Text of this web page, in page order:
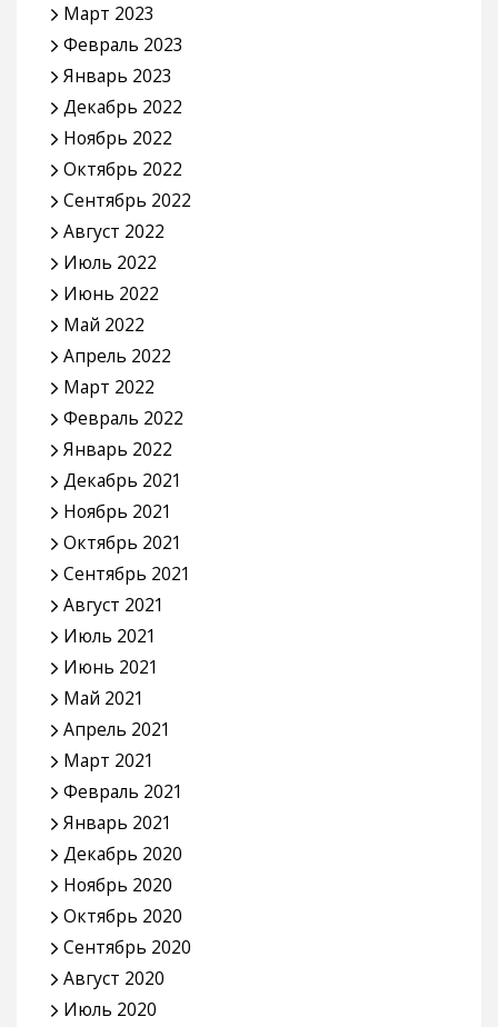
Март 2023
Февраль 2023
Январь 2023
Декабрь 2022
Ноябрь 2022
Октябрь 2022
Сентябрь 2022
Август 2022
Июль 2022
Июнь 2022
Май 2022
Апрель 2022
Март 2022
Февраль 2022
Январь 2022
Декабрь 2021
Ноябрь 2021
Октябрь 2021
Сентябрь 2021
Август 2021
Июль 2021
Июнь 2021
Май 2021
Апрель 2021
Март 2021
Февраль 2021
Январь 2021
Декабрь 2020
Ноябрь 2020
Октябрь 2020
Сентябрь 2020
Август 2020
Июль 2020